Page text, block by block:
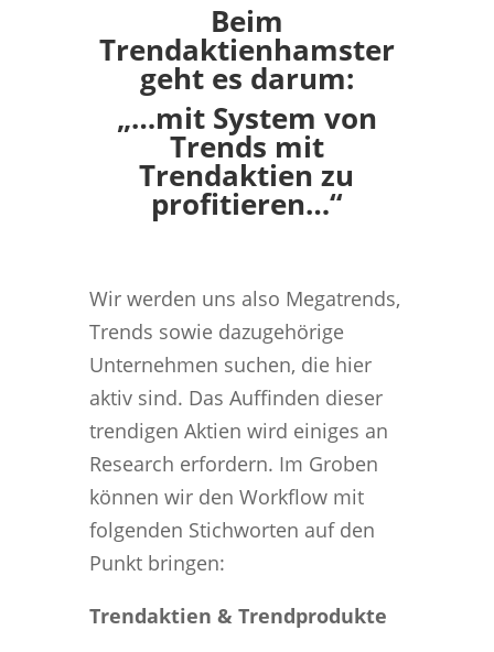
Beim
Trendaktienhamster
geht es darum:
„…mit System von
Trends mit
Trendaktien zu
profitieren…“
Wir werden uns also Megatrends,
Trends sowie dazugehörige
Unternehmen suchen, die hier
aktiv sind. Das Auffinden dieser
trendigen Aktien wird einiges an
Research erfordern. Im Groben
können wir den Workflow mit
folgenden Stichworten auf den
Punkt bringen:
Trendaktien & Trendprodukte